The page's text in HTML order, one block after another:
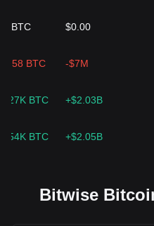
$0.00
BTC
-$7M
BTC
+$2.03B
BTC
+$2.05B
BTC